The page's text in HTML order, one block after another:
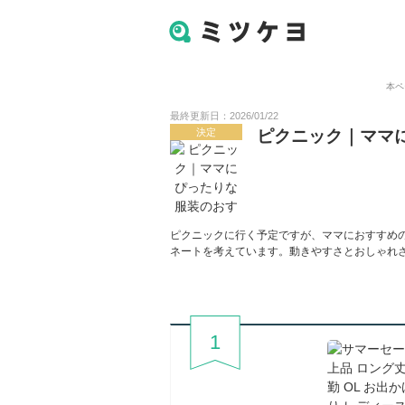
本
最終更新日：2026/01/22
決定
ピクニック｜ママ
ピクニックに行く予定ですが、ママにおすす
ネートを考えています。動きやすさとおしゃ
1